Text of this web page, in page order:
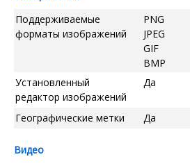
Поддерживаемые
форматы изображений
PNG
JPEG
GIF
BMP
Установленный
редактор изображений
Да
Географические метки Да
Видео